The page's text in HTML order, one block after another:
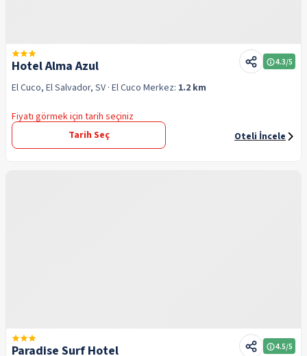
Hotel Alma Azul 4.3/5
El Cuco, El Salvador, SV · El Cuco Merkez: 1.2 km
Fiyatı görmek için tarih seçiniz
Tarih Seç
Oteli İncele
Paradise Surf Hotel 4.5/5